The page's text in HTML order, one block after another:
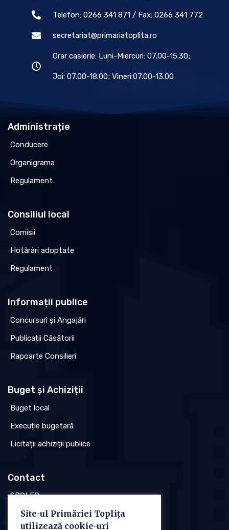
Telefon: 0266 341 871 / Fax: 0266 341 772
secretariat@primariatoplita.ro
Orar casierie: Luni-Miercuri: 07.00-15.30;
Joi: 07.00-18.00; Vineri:07.00-13.00
Administrație
Conducere
Organigrama
Regulament
Consiliul local
Comisii
Hotărâri adoptate
Regulament
Informații publice
Concursuri și Angajări
Publicații Căsătorii
Rapoarte Consilieri
Buget și Achiziții
Buget local
Execuție bugetară
Licitații achiziții publice
Contact
SPCLEP
Stare civilă
Site-ul Primăriei Toplița
utilizează cookie-uri